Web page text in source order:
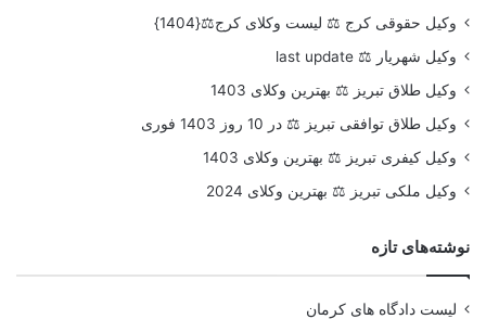
وکیل حقوقی کرج ⚖️ لیست وکلای کرج⚖️{1404}
وکیل شهریار ⚖️ last update
وکیل طلاق تبریز ⚖️ بهترین وکلای 1403
وکیل طلاق توافقی تبریز ⚖️ در 10 روز 1403 فوری
وکیل کیفری تبریز ⚖️ بهترین وکلای 1403
وکیل ملکی تبریز ⚖️ بهترین وکلای 2024
نوشته‌های تازه
لیست دادگاه های کرمان